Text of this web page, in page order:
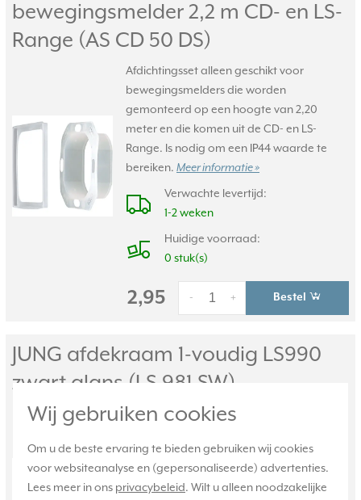
Wij gebruiken cookies
Om u de beste ervaring te bieden gebruiken wij cookies
voor websiteanalyse en (gepersonaliseerde) advertenties.
Lees meer in ons privacybeleid. Wilt u alleen noodzakelijke
bewegingsmelder 2,2 m CD- en LS-
Range (AS CD 50 DS)
Afdichtingsset alleen geschikt voor
bewegingsmelders die worden
gemonteerd op een hoogte van 2,20
meter en die komen uit de CD- en LS-
Range. Is nodig om een IP44 waarde te
bereiken. Meer informatie »
Verwachte levertijd:
1-2 weken
Huidige voorraad:
0 stuk(s)
2,95 +
- Bestel
JUNG afdekraam 1-voudig LS990
zwart glans (LS 981 SW)
Enkelvoudig afdekraam, voor horizontale
11 mm. Gemaakt van Duroplast: zeer
krasvast en glanzend. Serie: LS 990,
kleur: zwart. Meer informatie »